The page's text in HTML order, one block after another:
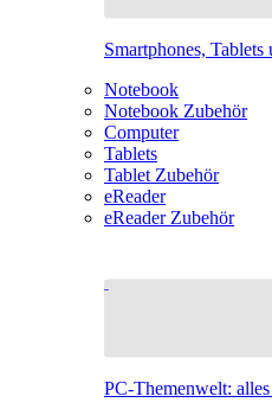
Smartphones, Tablets
Notebook
Notebook Zubehör
Computer
Tablets
Tablet Zubehör
eReader
eReader Zubehör
PC-Themenwelt: